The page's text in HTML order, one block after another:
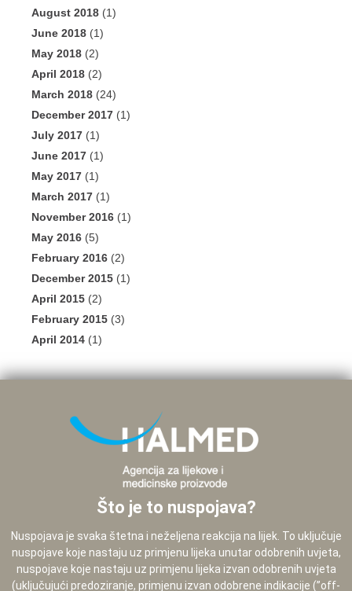
August 2018 (1)
June 2018 (1)
May 2018 (2)
April 2018 (2)
March 2018 (24)
December 2017 (1)
July 2017 (1)
June 2017 (1)
May 2017 (1)
March 2017 (1)
November 2016 (1)
May 2016 (5)
February 2016 (2)
December 2015 (1)
April 2015 (2)
February 2015 (3)
April 2014 (1)
Što je to nuspojava?
Nuspojava je svaka štetna i neželjena reakcija na lijek. To uključuje
nuspojave koje nastaju uz primjenu lijeka unutar odobrenih uvjeta,
nuspojave koje nastaju uz primjenu lijeka izvan odobrenih uvjeta
(uključujući predoziranje, primjenu izvan odobrene indikacije (”off-